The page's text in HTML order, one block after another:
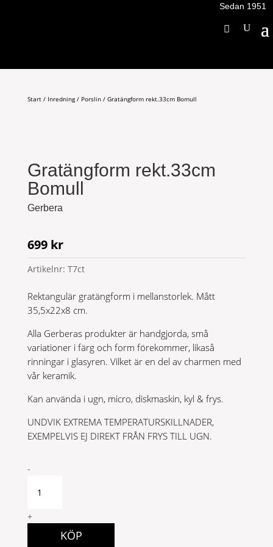
Sedan 1951
Start/ Inredning/ Porslin/ Gratängform rekt.33cm Bomull
Gratängform rekt.33cm
Bomull
Gerbera
699 kr
Artikelnr: T7ct
Rektangulär gratängform i mellanstorlek. Mått
35,5x22x8 cm.
Alla Gerberas produkter är handgjorda, små
variationer i färg och form förekommer, likaså
rinningar i glasyren. Vilket är en del av charmen med
vår keramik.
Kan använda i ugn, micro, diskmaskin, kyl & frys.
UNDVIK EXTREMA TEMPERATURSKILLNADER,
EXEMPELVIS EJ DIREKT FRÅN FRYS TILL UGN.
Gratängform
Bomull
-
+
KÖP